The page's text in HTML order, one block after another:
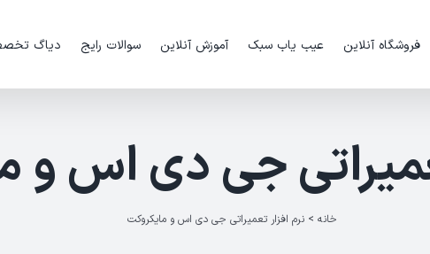
فروشگاه آنلاین عیب یاب سبک آموزش آنلاین سوالات رایج دیاگ
جی دی اس و
خانه >نرم افزار تعمیراتی جی دی اس و مایکروکت